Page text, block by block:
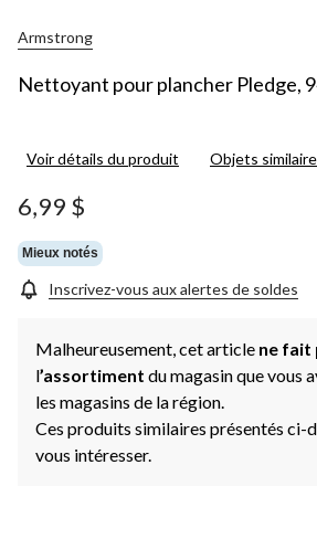
Armstrong
Nettoyant pour plancher Pledge,
Voir détails du produit Objets
6,99 $
Mieux notés
Inscrivez-vous aux alertes de soldes
Malheureusement, cet article ne fait
l’assortiment du magasin que vous
les magasins de la région.
Ces produits similaires présentés ci-
vous intéresser.